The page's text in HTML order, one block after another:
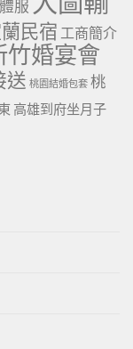
服
民宿 工商簡介
竹婚宴會
送 桃園結婚包套 桃
高雄到府坐月子